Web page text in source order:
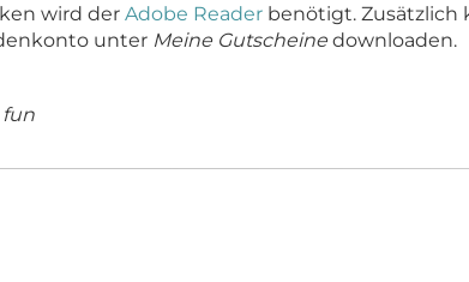
wird der Adobe Reader benötigt. Zusätzlich
unter Meine Gutscheine downloaden.
fun